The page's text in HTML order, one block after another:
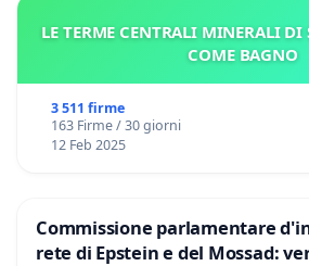
LE TERME CENTRALI MINERALI DI
COME BAGNO
3 511 firme
163 Firme / 30 giorni
12 Feb 2025
Commissione parlamentare
rete di Epstein e del Mossad: